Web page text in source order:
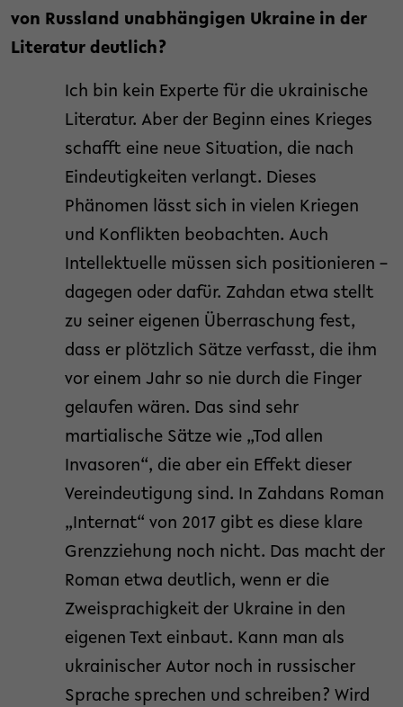
von Russland unabhängigen Ukraine in der
Literatur deutlich?
Ich bin kein Experte für die ukrainische
Literatur. Aber der Beginn eines Krieges
schafft eine neue Situation, die nach
Eindeutigkeiten verlangt. Dieses
Phänomen lässt sich in vielen Kriegen
und Konflikten beobachten. Auch
Intellektuelle müssen sich positionieren –
dagegen oder dafür. Zahdan etwa stellt
zu seiner eigenen Überraschung fest,
dass er plötzlich Sätze verfasst, die ihm
vor einem Jahr so nie durch die Finger
gelaufen wären. Das sind sehr
martialische Sätze wie „Tod allen
Invasoren“, die aber ein Effekt dieser
Vereindeutigung sind. In Zahdans Roman
„Internat“ von 2017 gibt es diese klare
Grenzziehung noch nicht. Das macht der
Roman etwa deutlich, wenn er die
Zweisprachigkeit der Ukraine in den
eigenen Text einbaut. Kann man als
ukrainischer Autor noch in russischer
Sprache sprechen und schreiben? Wird